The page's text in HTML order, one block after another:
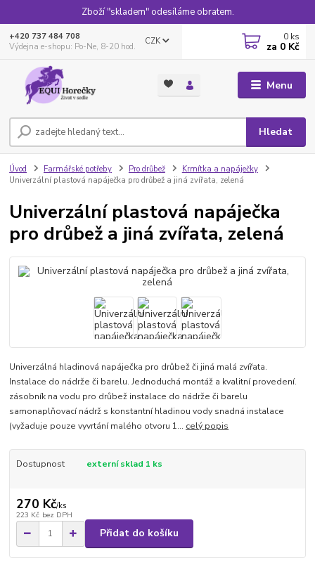
Zboží "skladem" odesíláme obratem.
Menu
CZK
Hledat
+420 737 484 708
Výdejna e-shopu: Po-Ne, 8-20 hod.
0 ks
za 0 Kč
Úvod Farmářské potřeby Pro drůbež
Krmítka a napáječky
Univerzální plastová napáječka pro drůbež a jiná zvířata, zelená
Univerzální plastová napáječka
pro drůbež a jiná zvířata, zelená
Univerzálná hladinová napáječka pro drůbež či jiná malá zvířata.
Instalace do nádrže či barelu. Jednoduchá montáž a kvalitní provedení.
zásobník na vodu pro drůbež instalace do nádrže či barelu
samonaplňovací nádrž s konstantní hladinou vody snadná instalace
(vyžaduje pouze vyvrtání malého otvoru 1... celý popis
Dostupnost externí sklad 1 ks
270 Kč/ks
223 Kč bez DPH
Přidat do košíku